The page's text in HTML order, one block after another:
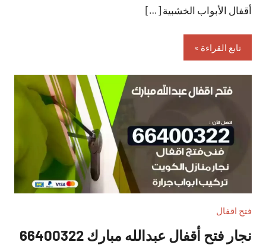
أقفال الأبواب الخشبية […]
تابع القراءة
فتح اقفال
نجار فتح أقفال عبدالله مبارك 66400322